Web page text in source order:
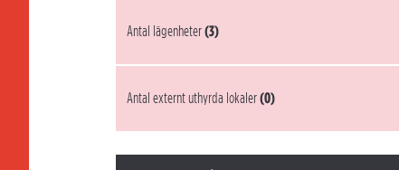
Antal lägenheter(3)
Antal externt uthyrda lokaler(0)